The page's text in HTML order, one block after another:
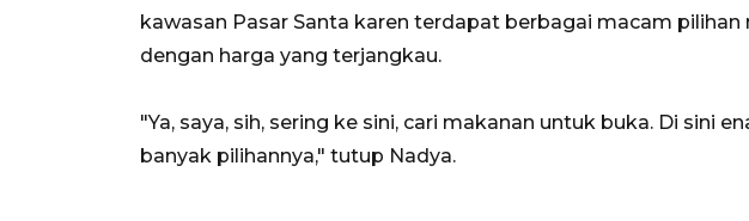
kawasan Pasar Santa karen terdapat berbagai macam
dengan harga yang terjangkau.
"Ya, saya, sih, sering ke sini, cari makanan untuk buka. Di sini
banyak pilihannya," tutup Nadya.
9 Juli 2026